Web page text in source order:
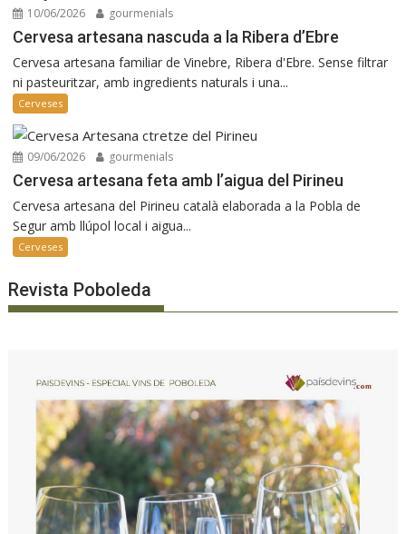
10/06/2026 gourmenials
Cervesa artesana nascuda a la Ribera d’Ebre
Cervesa artesana familiar de Vinebre, Ribera d'Ebre. Sense filtrar
ni pasteuritzar, amb ingredients naturals i una...
Cerveses
09/06/2026 gourmenials
Cervesa artesana feta amb l’aigua del Pirineu
Cervesa artesana del Pirineu català elaborada a la Pobla de
Segur amb llúpol local i aigua...
Cerveses
Revista Poboleda